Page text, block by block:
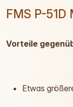
FMS P-51D
Vorteile
Etwas